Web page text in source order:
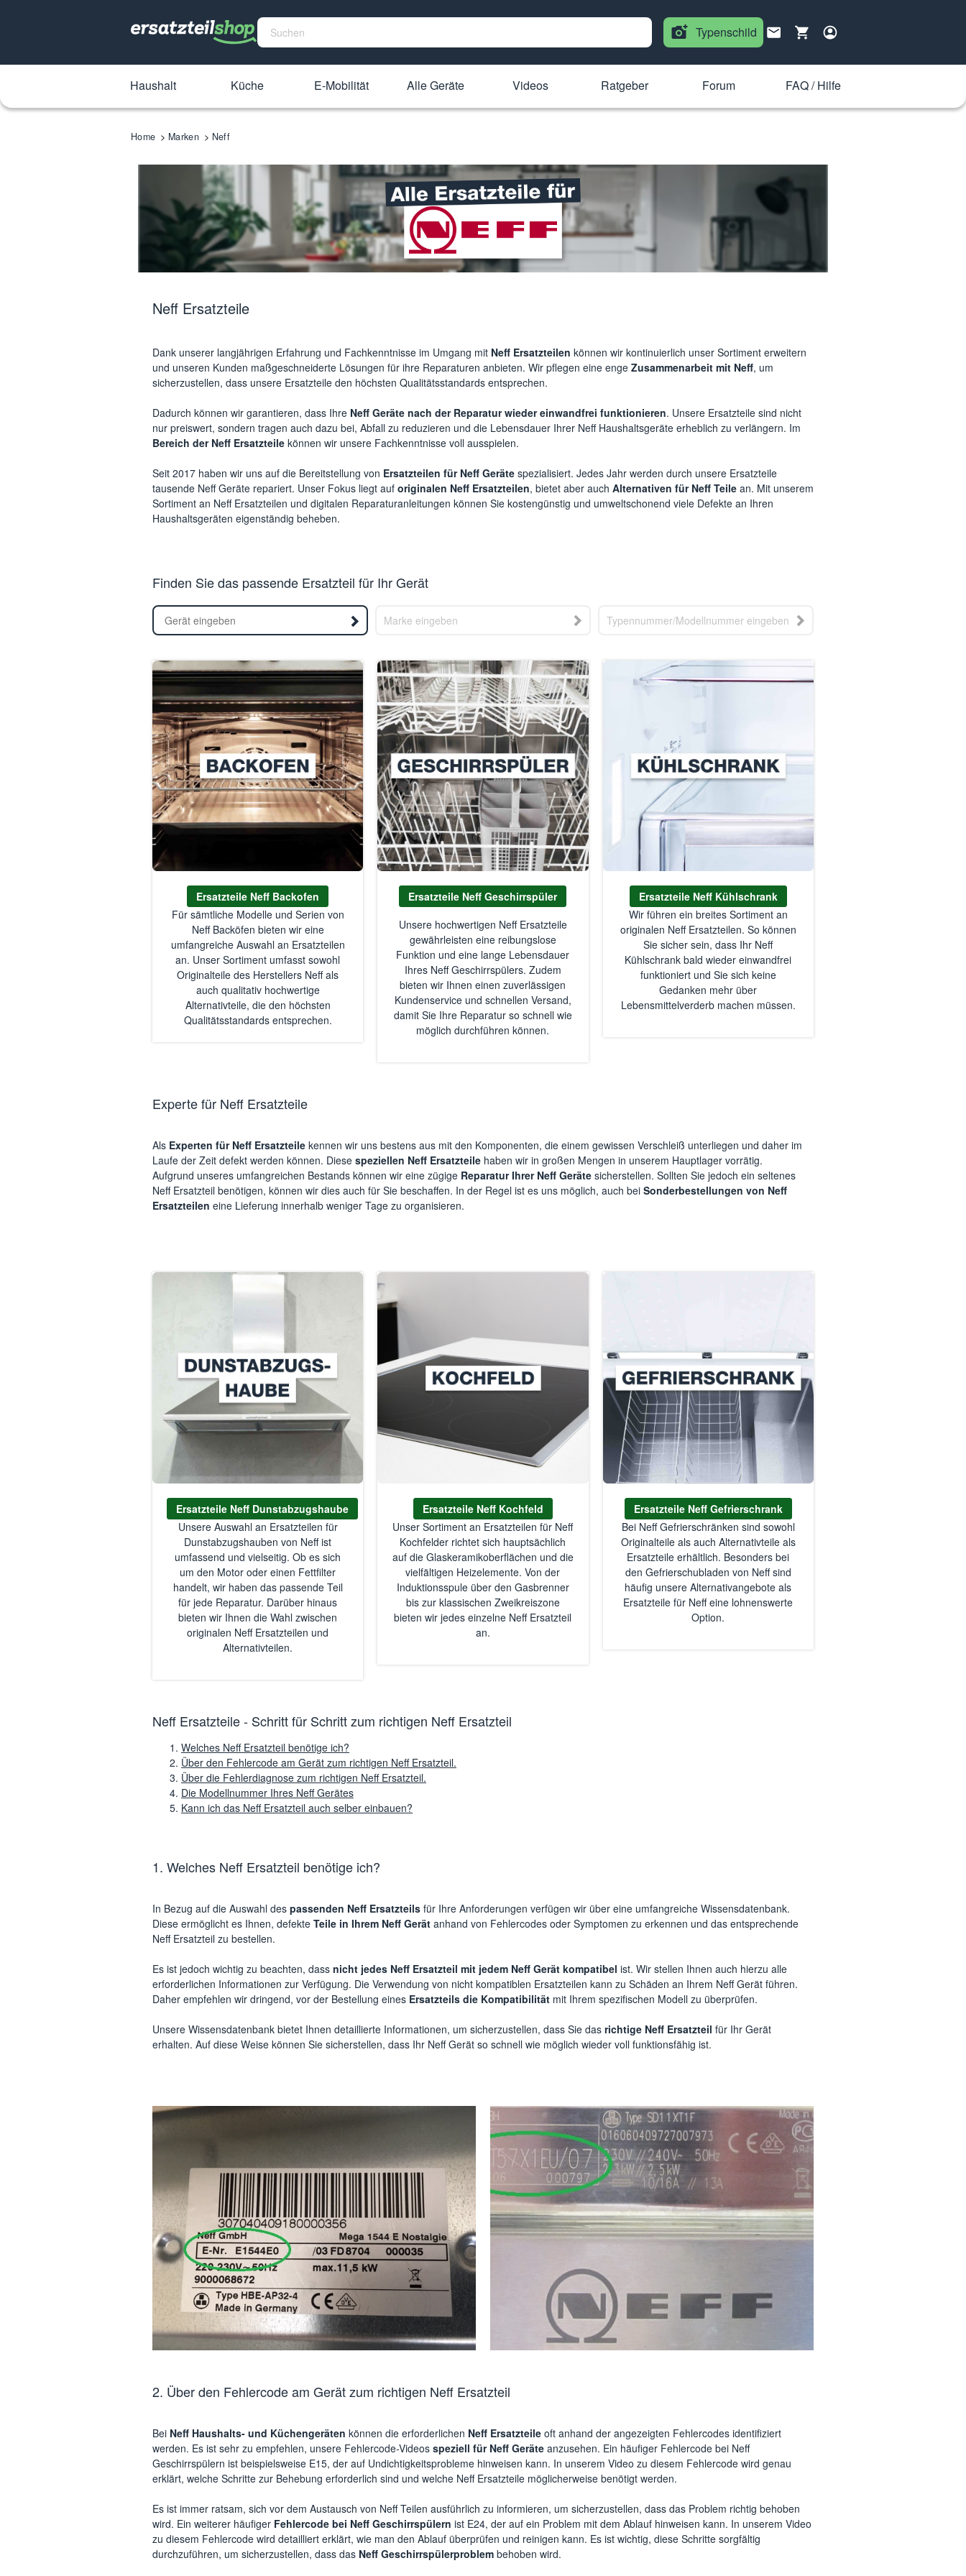
Typenschild
Haushalt Küche E-Mobilität Alle Geräte Videos Ratgeber Forum FAQ / Hilfe
Home Marken Neff
Neff Ersatzteile
Dank unserer langjährigen Erfahrung und Fachkenntnisse im Umgang mit Neff Ersatzteilen können wir kontinuierlich unser Sortiment erweitern
und unseren Kunden maßgeschneiderte Lösungen für ihre Reparaturen anbieten. Wir pflegen eine enge Zusammenarbeit mit Neff, um
sicherzustellen, dass unsere Ersatzteile den höchsten Qualitätsstandards entsprechen.
Dadurch können wir garantieren, dass Ihre Neff Geräte nach der Reparatur wieder einwandfrei funktionieren. Unsere Ersatzteile sind nicht
nur preiswert, sondern tragen auch dazu bei, Abfall zu reduzieren und die Lebensdauer Ihrer Neff Haushaltsgeräte erheblich zu verlängern. Im
Bereich der Neff Ersatzteile können wir unsere Fachkenntnisse voll ausspielen.
Seit 2017 haben wir uns auf die Bereitstellung von Ersatzteilen für Neff Geräte spezialisiert. Jedes Jahr werden durch unsere Ersatzteile
tausende Neff Geräte repariert. Unser Fokus liegt auf originalen Neff Ersatzteilen, bietet aber auch Alternativen für Neff Teile an. Mit unserem
Sortiment an Neff Ersatzteilen und digitalen Reparaturanleitungen können Sie kostengünstig und umweltschonend viele Defekte an Ihren
Haushaltsgeräten eigenständig beheben.
Finden Sie das passende Ersatzteil für Ihr Gerät
Ersatzteile Neff Backofen
Für sämtliche Modelle und Serien von
Neff Backöfen bieten wir eine
umfangreiche Auswahl an Ersatzteilen
an. Unser Sortiment umfasst sowohl
Originalteile des Herstellers Neff als
auch qualitativ hochwertige
Alternativteile, die den höchsten
Qualitätsstandards entsprechen.
Ersatzteile Neff Geschirrspüler
Unsere hochwertigen Neff Ersatzteile
gewährleisten eine reibungslose
Funktion und eine lange Lebensdauer
Ihres Neff Geschirrspülers. Zudem
bieten wir Ihnen einen zuverlässigen
Kundenservice und schnellen Versand,
damit Sie Ihre Reparatur so schnell wie
möglich durchführen können.
Ersatzteile Neff Kühlschrank
Wir führen ein breites Sortiment an
originalen Neff Ersatzteilen. So können
Sie sicher sein, dass Ihr Neff
Kühlschrank bald wieder einwandfrei
funktioniert und Sie sich keine
Gedanken mehr über
Lebensmittelverderb machen müssen.
Experte für Neff Ersatzteile
Als Experten für Neff Ersatzteile kennen wir uns bestens aus mit den Komponenten, die einem gewissen Verschleiß unterliegen und daher im
Laufe der Zeit defekt werden können. Diese speziellen Neff Ersatzteile haben wir in großen Mengen in unserem Hauptlager vorrätig.
Aufgrund unseres umfangreichen Bestands können wir eine zügige Reparatur Ihrer Neff Geräte sicherstellen. Sollten Sie jedoch ein seltenes
Neff Ersatzteil benötigen, können wir dies auch für Sie beschaffen. In der Regel ist es uns möglich, auch bei Sonderbestellungen von Neff
Ersatzteilen eine Lieferung innerhalb weniger Tage zu organisieren.
Ersatzteile Neff Dunstabzugshaube
Unsere Auswahl an Ersatzteilen für
Dunstabzugshauben von Neff ist
umfassend und vielseitig. Ob es sich
um den Motor oder einen Fettfilter
handelt, wir haben das passende Teil
für jede Reparatur. Darüber hinaus
bieten wir Ihnen die Wahl zwischen
originalen Neff Ersatzteilen und
Alternativteilen.
Ersatzteile Neff Kochfeld
Unser Sortiment an Ersatzteilen für Neff
Kochfelder richtet sich hauptsächlich
auf die Glaskeramikoberflächen und die
vielfältigen Heizelemente. Von der
Induktionsspule über den Gasbrenner
bis zur klassischen Zweikreiszone
bieten wir jedes einzelne Neff Ersatzteil
an.
Ersatzteile Neff Gefrierschrank
Bei Neff Gefrierschränken sind sowohl
Originalteile als auch Alternativteile als
Ersatzteile erhältlich. Besonders bei
den Gefrierschubladen von Neff sind
häufig unsere Alternativangebote als
Ersatzteile für Neff eine lohnenswerte
Option.
Neff Ersatzteile - Schritt für Schritt zum richtigen Neff Ersatzteil
Welches Neff Ersatzteil benötige ich?
Über den Fehlercode am Gerät zum richtigen Neff Ersatzteil.
Über die Fehlerdiagnose zum richtigen Neff Ersatzteil.
Die Modellnummer Ihres Neff Gerätes
Kann ich das Neff Ersatzteil auch selber einbauen?
1. Welches Neff Ersatzteil benötige ich?
In Bezug auf die Auswahl des passenden Neff Ersatzteils für Ihre Anforderungen verfügen wir über eine umfangreiche Wissensdatenbank.
Diese ermöglicht es Ihnen, defekte Teile in Ihrem Neff Gerät anhand von Fehlercodes oder Symptomen zu erkennen und das entsprechende
Neff Ersatzteil zu bestellen.
Es ist jedoch wichtig zu beachten, dass nicht jedes Neff Ersatzteil mit jedem Neff Gerät kompatibel ist. Wir stellen Ihnen auch hierzu alle
erforderlichen Informationen zur Verfügung. Die Verwendung von nicht kompatiblen Ersatzteilen kann zu Schäden an Ihrem Neff Gerät führen.
Daher empfehlen wir dringend, vor der Bestellung eines Ersatzteils die Kompatibilität mit Ihrem spezifischen Modell zu überprüfen.
Unsere Wissensdatenbank bietet Ihnen detaillierte Informationen, um sicherzustellen, dass Sie das richtige Neff Ersatzteil für Ihr Gerät
erhalten. Auf diese Weise können Sie sicherstellen, dass Ihr Neff Gerät so schnell wie möglich wieder voll funktionsfähig ist.
2. Über den Fehlercode am Gerät zum richtigen Neff Ersatzteil
Bei Neff Haushalts- und Küchengeräten können die erforderlichen Neff Ersatzteile oft anhand der angezeigten Fehlercodes identifiziert
werden. Es ist sehr zu empfehlen, unsere Fehlercode-Videos speziell für Neff Geräte anzusehen. Ein häufiger Fehlercode bei Neff
Geschirrspülern ist beispielsweise E15, der auf Undichtigkeitsprobleme hinweisen kann. In unserem Video zu diesem Fehlercode wird genau
erklärt, welche Schritte zur Behebung erforderlich sind und welche Neff Ersatzteile möglicherweise benötigt werden.
Es ist immer ratsam, sich vor dem Austausch von Neff Teilen ausführlich zu informieren, um sicherzustellen, dass das Problem richtig behoben
wird. Ein weiterer häufiger Fehlercode bei Neff Geschirrspülern ist E24, der auf ein Problem mit dem Ablauf hinweisen kann. In unserem Video
zu diesem Fehlercode wird detailliert erklärt, wie man den Ablauf überprüfen und reinigen kann. Es ist wichtig, diese Schritte sorgfältig
durchzuführen, um sicherzustellen, dass das Neff Geschirrspülerproblem behoben wird.